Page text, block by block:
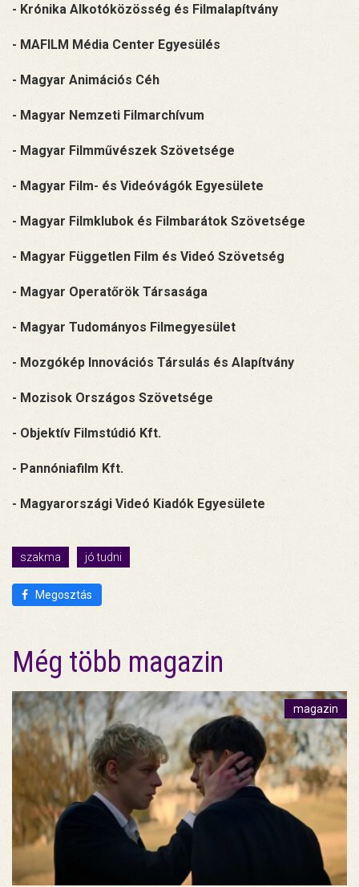
- Krónika Alkotóközösség és Filmalapítvány
- MAFILM Média Center Egyesülés
- Magyar Animációs Céh
- Magyar Nemzeti Filmarchívum
- Magyar Filmművészek Szövetsége
- Magyar Film- és Videóvágók Egyesülete
- Magyar Filmklubok és Filmbarátok Szövetsége
- Magyar Független Film és Videó Szövetség
- Magyar Operatőrök Társasága
- Magyar Tudományos Filmegyesület
- Mozgókép Innovációs Társulás és Alapítvány
- Mozisok Országos Szövetsége
- Objektív Filmstúdió Kft.
- Pannóniafilm Kft.
- Magyarországi Videó Kiadók Egyesülete
szakma jó tudni
Megosztás
Még több magazin
magazin